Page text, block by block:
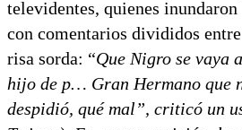
televidentes, quienes inundaron
con comentarios divididos
risa sorda: “Que Nigro se vaya
hijo de p… Gran Hermano que
despidió, qué mal”, criticó un